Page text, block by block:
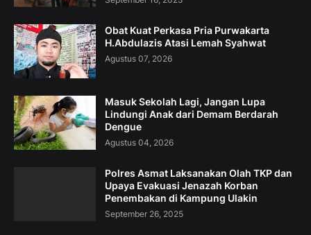
Obat Kuat Perkasa Pria Purwakarta
H.Abdulazis Atasi Lemah Syahwat
Agustus 07, 2026
Masuk Sekolah Lagi, Jangan Lupa
Lindungi Anak dari Demam Berdarah
Dengue
Agustus 04, 2026
Polres Asmat Laksanakan Olah TKP dan
Upaya Evakuasi Jenazah Korban
Penembakan di Kampung Ulakin
September 26, 2025